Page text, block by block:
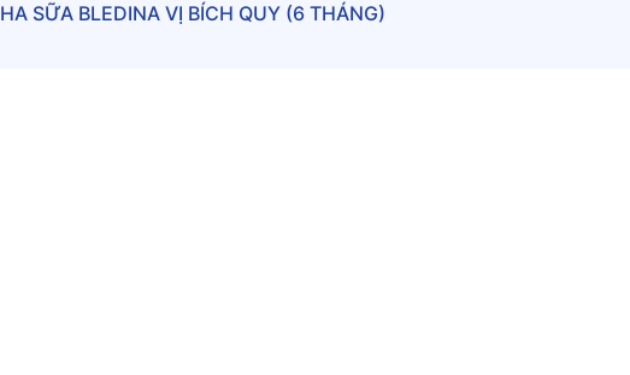
SỮA BLEDINA VỊ BÍCH QUY (6 THÁNG)